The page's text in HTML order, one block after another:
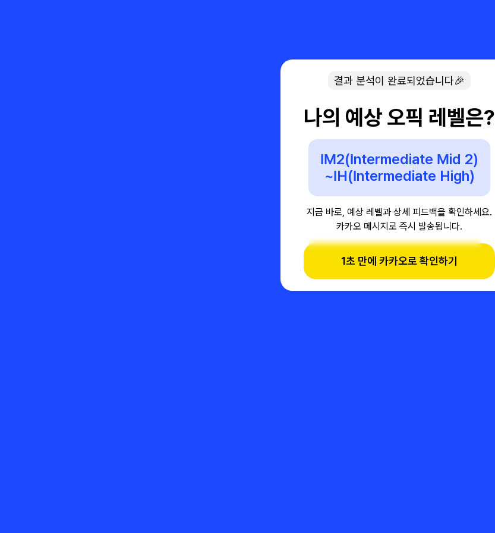
결과 분석이 완료되었습니다🎉
나의 예상 오픽 레벨은?
IM2(Intermediate Mid 2)
~IH(Intermediate High)
지금 바로, 예상 레벨과 상세 피드백을 확인하세요.
카카오 메시지로 즉시 발송됩니다.
1초 만에 카카오로 확인하기